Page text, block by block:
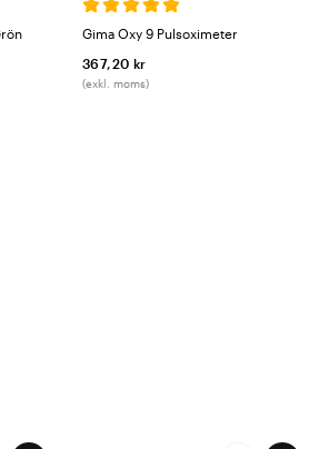
Gima Oxy 9 Pulsoximeter
367,20 kr
(exkl. moms)